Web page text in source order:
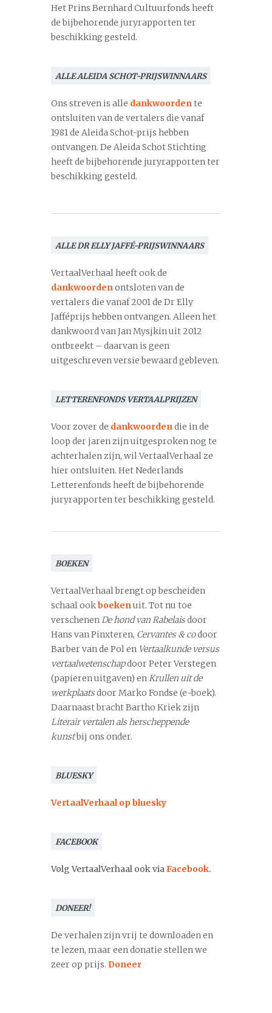
Het Prins Bernhard Cultuurfonds heeft
de bijbehorende juryrapporten ter
beschikking gesteld.
ALLE ALEIDA SCHOT-PRIJSWINNAARS
Ons streven is alle dankwoordente
ontsluiten van de vertalers die vanaf
1981 de Aleida Schot-prijs hebben
ontvangen. De Aleida Schot Stichting
heeft de bijbehorende juryrapporten ter
beschikking gesteld.
ALLE DR ELLY JAFFÉ-PRIJSWINNAARS
VertaalVerhaal heeft ook de
dankwoordenontsloten van de
vertalers die vanaf 2001 de Dr Elly
Jafféprijs hebben ontvangen. Alleen het
dankwoord van Jan Mysjkin uit 2012
ontbreekt – daarvan is geen
uitgeschreven versie bewaard gebleven.
LETTERENFONDS VERTAALPRIJZEN
Voor zover de dankwoordendie in de
loop der jaren zijn uitgesproken nog te
achterhalen zijn, wil VertaalVerhaal ze
hier ontsluiten. Het Nederlands
Letterenfonds heeft de bijbehorende
juryrapporten ter beschikking gesteld.
BOEKEN
VertaalVerhaal brengt op bescheiden
schaal ookboekenuit. Tot nu toe
verschenenDe hond van Rabelaisdoor
Hans van Pinxteren, Cervantes & codoor
Barber van de Pol en Vertaalkunde versus
vertaalwetenschapdoor Peter Verstegen
(papieren uitgaven) enKrullen uit de
werkplaatsdoor Marko Fondse (e-boek).
Daarnaast bracht Bartho Kriek zijn
Literair vertalen als herscheppende
kunstbij ons onder.
BLUESKY
VertaalVerhaal op bluesky
FACEBOOK
Volg VertaalVerhaal ook viaFacebook.
DONEER!
De verhalen zijn vrij te downloaden en
te lezen, maar een donatie stellen we
zeer op prijs. Doneer